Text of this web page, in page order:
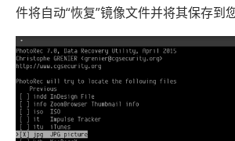
件将自动“恢复”镜像文件并将其保存到